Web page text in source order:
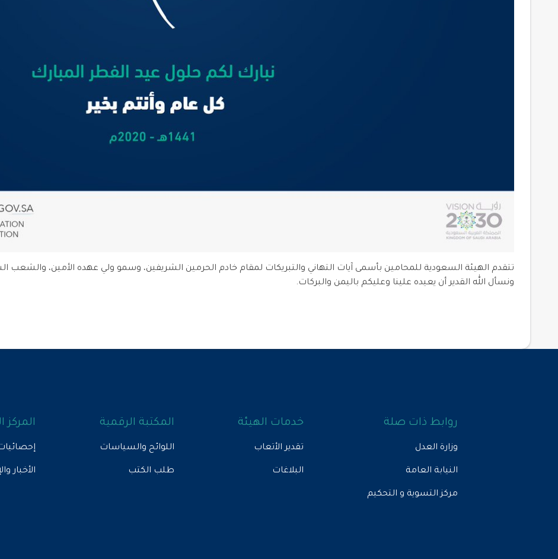
تتقدم الهيئة السعودية للمحامين بأسمى آيات التهاني والتبريكات لمقام خادم الحرمين الشريفين، وسمو ولي عهده الأمين، والشعب
ونسأل الله القدير أن يعيده علينا وعليكم باليمن والبركات.
روابط ذات صلة
وزارة العدل
النيابة العامة
مركز التسوية و التحكيم
خدمات الهيئة
تقدير الأتعاب
البلاغات
المكتبة الرقمية
اللوائح والسياسات
طلب الكتب
المركز
الأخبار